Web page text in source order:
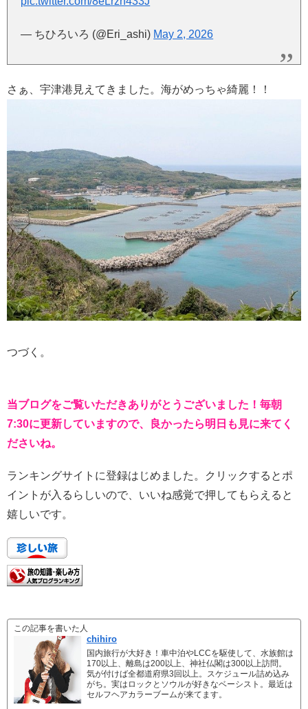
— ちひろいろ (@Eri_ashi) May 2, 2026
さぁ、宇津港見えてきました。海がめっちゃ綺麗！！
つづく。
当ブログをご覧いただきありがとうございました！毎朝
7:30に更新していますので、良かったら明日も見に来てく
ださいね。
ランキングサイトに登録はじめました。クリックするとポ
イントが入るらしいので、いいね感覚で押してもらえると
嬉しいです。
この記事を書いた人
chihiro
国内旅行が大好き！車中泊やLCCを駆使して、水族館は
170以上、離島は200以上、神社仏閣は300以上訪問。
気が付けば全都道府県3回以上。スケジュール詰め込み
がち。実はロックとソウルが好きなベーシスト。最近は
セルフヘアカラーブームが来てます。